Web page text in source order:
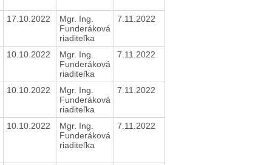
17.10.2022
Mgr. Ing.
Funderáková
riaditeľka
7.11.2022
10.10.2022
Mgr. Ing.
Funderáková
riaditeľka
7.11.2022
10.10.2022
Mgr. Ing.
Funderáková
riaditeľka
7.11.2022
10.10.2022
Mgr. Ing.
Funderáková
riaditeľka
7.11.2022